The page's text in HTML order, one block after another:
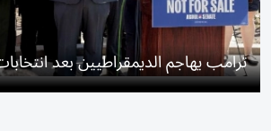
ترامب يهاجم الديمقراطيين بعد